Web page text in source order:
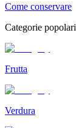
Come conservare
Categorie popolari
Frutta
Verdura